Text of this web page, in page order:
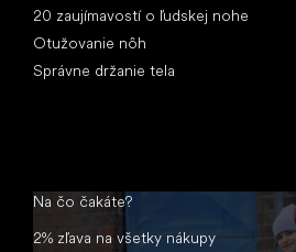
20 zaujímavostí o ľudskej nohe
Otužovanie nôh
Správne držanie tela
Na čo čakáte?
2% zľava na všetky nákupy